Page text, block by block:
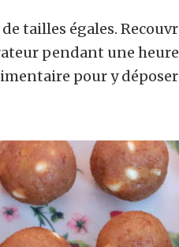
tailles égales.
pendant une
pour y